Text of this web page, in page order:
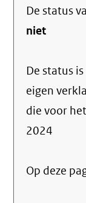
De status
niet
De status
eigen
die voor
2024
Op deze